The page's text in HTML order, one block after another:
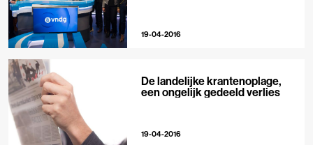
19-04-2016
De landelijke krantenoplage,
een ongelijk gedeeld verlies
19-04-2016